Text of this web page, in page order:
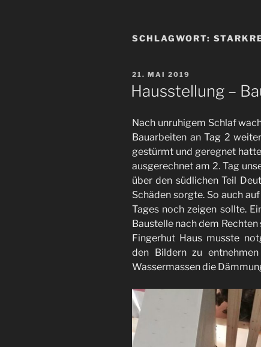
SCHLAGWORT:
VERÖFFENTLICHT
AM
21. MAI 2019
Hausstellung –
Nach unruhigem Schlaf
Bauarbeiten an Tag 2
gestürmt und geregnet
ausgerechnet am 2. Tag
über den südlichen Teil
Schäden sorgte. So auch
Tages noch zeigen sollte.
Baustelle nach dem
Fingerhut Haus musste
den Bildern zu
Wassermassen die